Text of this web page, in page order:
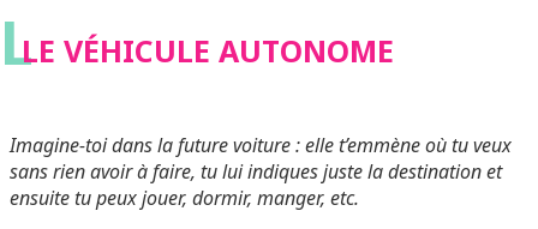
LLE VÉHICULE AUTONOME
Imagine-toi dans la future voiture : elle t’emmène où tu veux
sans rien avoir à faire, tu lui indiques juste la destination et
ensuite tu peux jouer, dormir, manger, etc.